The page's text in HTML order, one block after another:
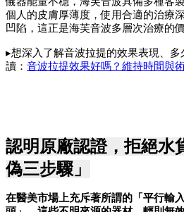
個人的皮膚厚薄度，使用合適的治療
凹陷，這正是海芙音波多層次治療的價
▸想深入了解音波拉提的效果表現、
讀： 音波拉提效果好嗎？維持時間與
認明原廠認證，拒絕水
偽三步驟」
在醫美市場上充斥著所謂的「平行輸